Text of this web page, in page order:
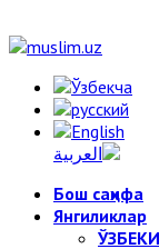
Бош саҳифа
Янгиликлар